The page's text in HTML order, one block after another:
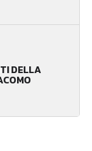
DELLA